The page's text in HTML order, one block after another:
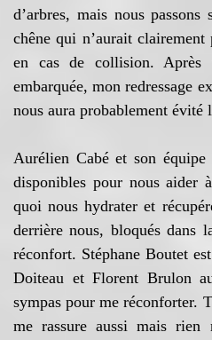
d’arbres, mais nous
chêne qui n’aurait clairement
en cas de collision. Après
embarquée, mon redressage
nous aura probablement évité
Aurélien Cabé et son équipe
disponibles pour nous aider
quoi nous hydrater et
derrière nous, bloqués dans
réconfort. Stéphane Boutet
Doiteau et Florent Brulon
sympas pour me réconforter.
me rassure aussi mais